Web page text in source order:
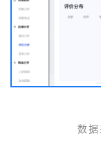
数据